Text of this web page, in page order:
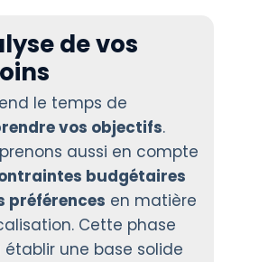
de vos
le temps de
vos objectifs.
aussi en compte
budgétaires
préférences en matière
Cette phase
établir une base solide